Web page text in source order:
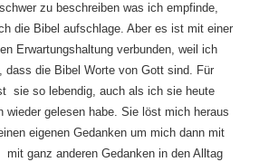
zu beschreiben was ich empfinde,
die Bibel aufschlage. Aber es ist mit einer
Erwartungshaltung verbunden, weil ich
dass die Bibel Worte von Gott sind. Für
sie so lebendig, auch als ich sie heute
wieder gelesen habe. Sie löst mich heraus
eigenen Gedanken um mich dann mit
mit ganz anderen Gedanken in den Alltag